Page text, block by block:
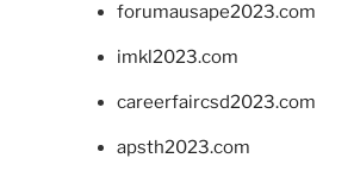
forumausape2023.com
imkl2023.com
careerfaircsd2023.com
apsth2023.com